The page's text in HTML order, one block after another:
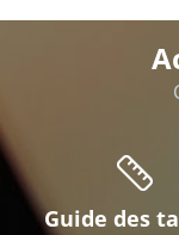
Guide des